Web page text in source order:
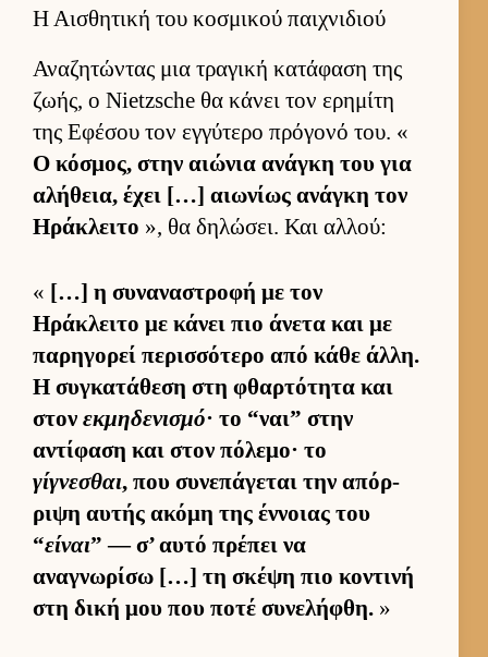
Η Αισθητική του κοσμικού παιχνιδιού
Αναζητώντας μια τραγική κατάφαση της
ζωής, ο Nietzsche θα κάνει τον ερημίτη
της Εφέσου τον εγ­γύτερο πρόγονό του. «
Ο κόσμος, στην αιώνια ανάγκη του για
αλήθεια, έχει […] αιω­νίως ανάγκη τον
Ηράκλειτο », θα δηλώσει. Και αλ­λού:
« […] η συναναστροφή με τον
Ηράκλειτο με κάνει πιο άνετα και με
παρηγορεί περισ­σότερο από κάθε άλ­λη.
Η συγκατάθεση στη φθαρ­τότητα και
στον εκμηδενισμό· το “ναι” στην
αντίφαση και στον πόλεμο· το
γίγνεσθαι, που συνεπάγεται την απόρ­
ριψη αυ­τής ακόμη της έν­νοιας του
“είναι” — σ’ αυτό πρέπει να
αναγνωρίσω […] τη σκέψη πιο κοντινή
στη δική μου που ποτέ συνελήφθη. »